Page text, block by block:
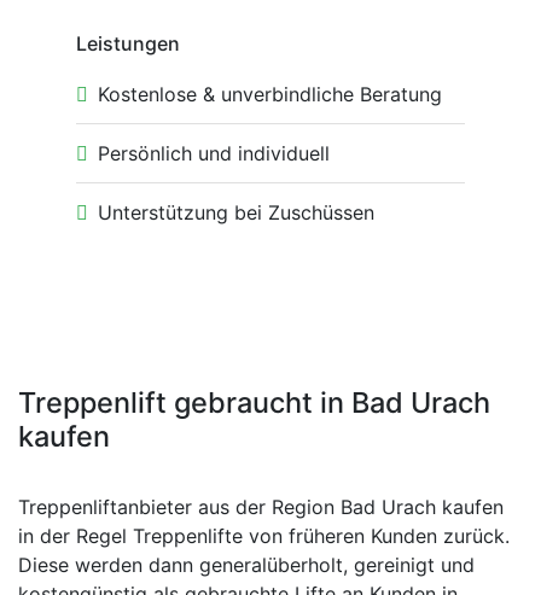
Leistungen
Kostenlose & unverbindliche Beratung
Persönlich und individuell
Unterstützung bei Zuschüssen
Treppenlift gebraucht in Bad Urach
kaufen
Treppenliftanbieter aus der Region Bad Urach kaufen
in der Regel Treppenlifte von früheren Kunden zurück.
Diese werden dann generalüberholt, gereinigt und